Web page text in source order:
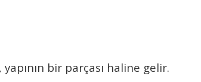
bir parçası haline gelir.